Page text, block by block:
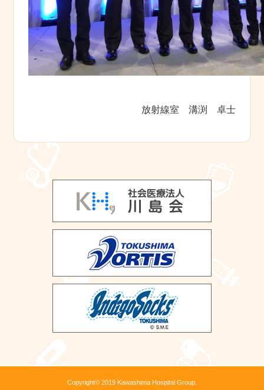
放射線室 溝渕 卓士
Copyright© 2019 Kawashima Hospital Group.